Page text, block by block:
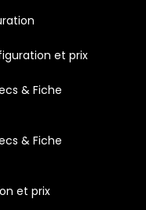
et prix
& Fiche
& Fiche
et prix